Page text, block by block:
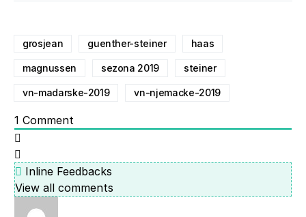
grosjean guenther-steiner haas
magnussen sezona 2019 steiner
vn-madarske-2019 vn-njemacke-2019
1 Comment
Inline Feedbacks
View all comments